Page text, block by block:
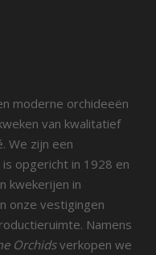
moderne orchideeën
van kwalitatief
We zijn een
opgericht in 1928 en
kwekerijen in
onze vestigingen
Namens
Orchidsverkopen we